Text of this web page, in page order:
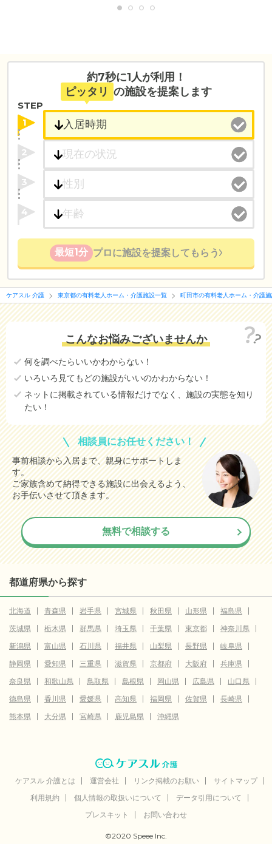
約7秒に1人が利用！
ピッタリ の施設を提案します
STEP
1
2
3
4
最短1分 プロに施設を提案してもらう
ケアスル 介護 東京都の有料老人ホーム・介護施設一覧 町田市の有料老人ホーム・介護
こんなお悩みございませんか
何を調べたらいいかわからない！
いろいろ見てもどの施設がいいのかわからない！
ネットに掲載されている情報だけでなく、施設の実態を知り
たい！
相談員にお任せください！
事前相談から入居まで、親身にサポートしま
す。
ご家族含めて納得できる施設に出会えるよう、
お手伝いさせて頂きます。
無料で相談する
都道府県から探す
北海道 青森県 岩手県 宮城県 秋田県 山形県
福島県
茨城県
栃木県 群馬県 埼玉県 千葉県 東京都
神奈川県
新潟県
富山県 石川県 福井県 山梨県 長野県
岐阜県
静岡県
愛知県 三重県 滋賀県 京都府 大阪府
兵庫県
奈良県
和歌山県 鳥取県 島根県 岡山県 広島県
山口県
徳島県
香川県 愛媛県 高知県 福岡県 佐賀県
長崎県
熊本県
大分県 宮崎県 鹿児島県 沖縄県
ケアスル 介護とは 運営会社 リンク掲載のお願い
サイトマップ
利用規約
個人情報の取扱いについて
データ引用について
プレスキット
お問い合わせ
©2020 Speee Inc.